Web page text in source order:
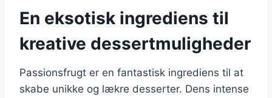
En eksotisk ingrediens til
kreative dessertmuligheder
Passionsfrugt er en fantastisk ingrediens til at
skabe unikke og lækre desserter. Dens intense